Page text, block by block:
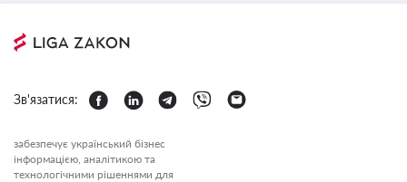
Зв'язатися:
забезпечує український бізнес
інформацією, аналітикою та
технологічними рішеннями для